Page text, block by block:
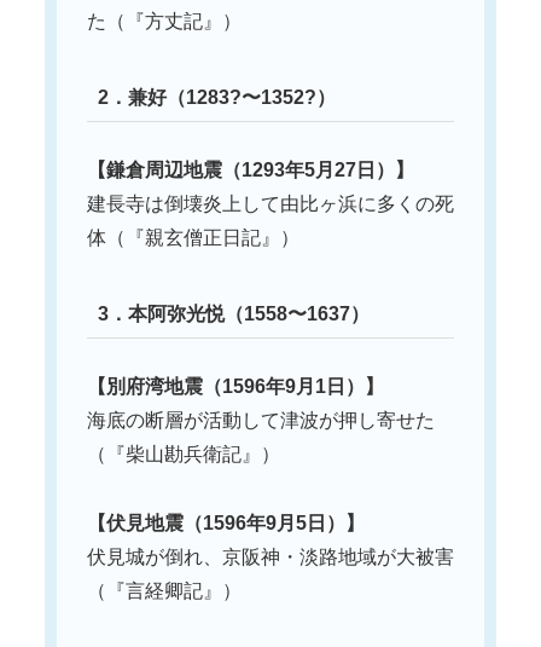
た（『方丈記』）
2．兼好（1283?〜1352?）
【鎌倉周辺地震（1293年5月27日）】
建長寺は倒壊炎上して由比ヶ浜に多くの死
体（『親玄僧正日記』）
3．本阿弥光悦（1558〜1637）
【別府湾地震（1596年9月1日）】
海底の断層が活動して津波が押し寄せた
（『柴山勘兵衛記』）
【伏見地震（1596年9月5日）】
伏見城が倒れ、京阪神・淡路地域が大被害
（『言経卿記』）